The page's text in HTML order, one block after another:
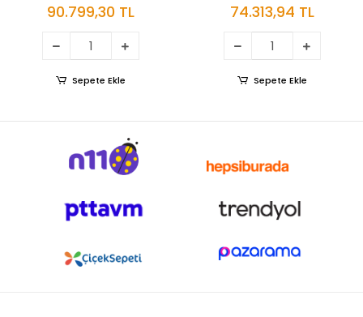
90.799,30 TL
Sepete Ekle
74.313,94 TL
Sepete Ekle